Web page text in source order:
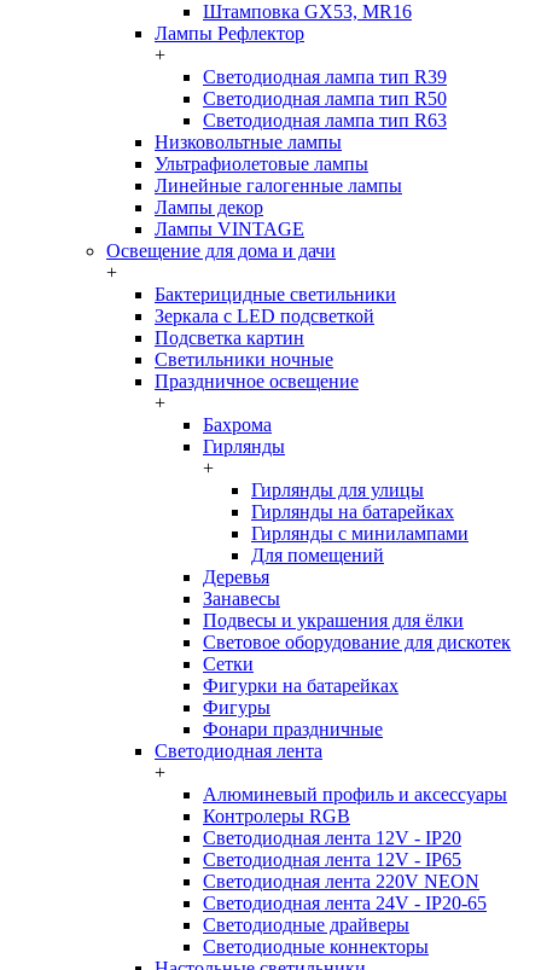
Штамповка GX53, MR16
Лампы Рефлектор
+
Светодиодная лампа тип R39
Светодиодная лампа тип R50
Светодиодная лампа тип R63
Низковольтные лампы
Ультрафиолетовые лампы
Линейные галогенные лампы
Лампы декор
Лампы VINTAGE
Освещение для дома и дачи
+
Бактерицидные светильники
Зеркала с LED подсветкой
Подсветка картин
Светильники ночные
Праздничное освещение
+
Бахрома
Гирлянды
+
Гирлянды для улицы
Гирлянды на батарейках
Гирлянды с минилампами
Для помещений
Деревья
Занавесы
Подвесы и украшения для ёлки
Световое оборудование для дискотек
Сетки
Фигурки на батарейках
Фигуры
Фонари праздничные
Светодиодная лента
+
Алюминевый профиль и аксессуары
Контролеры RGB
Светодиодная лента 12V - IP20
Светодиодная лента 12V - IP65
Светодиодная лента 220V NEON
Светодиодная лента 24V - IP20-65
Светодиодные драйверы
Светодиодные коннекторы